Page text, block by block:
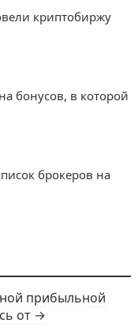
криптобиржу
бонусов, в которой
брокеров на
прибыльной
от →